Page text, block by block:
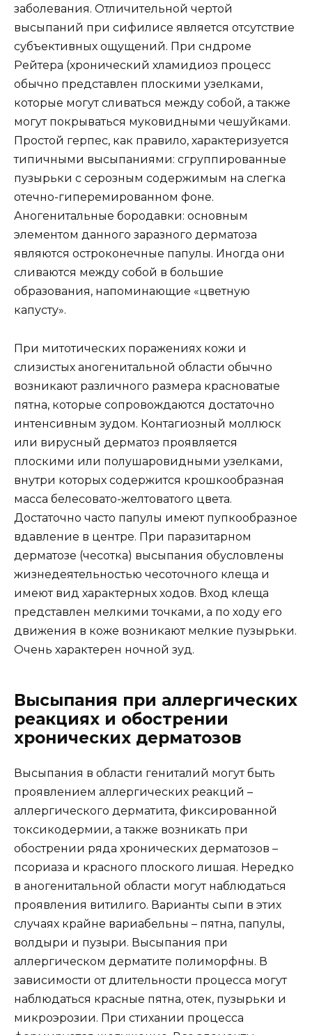
заболевания. Отличительной чертой
высыпаний при сифилисе является отсутствие
субъективных ощущений. При сндроме
Рейтера (хронический хламидиоз процесс
обычно представлен плоскими узелками,
которые могут сливаться между собой, а также
могут покрываться муковидными чешуйками.
Простой герпес, как правило, характеризуется
типичными высыпаниями: сгруппированные
пузырьки с серозным содержимым на слегка
отечно-гиперемированном фоне.
Аногенитальные бородавки: основным
элементом данного заразного дерматоза
являются остроконечные папулы. Иногда они
сливаются между собой в большие
образования, напоминающие «цветную
капусту».
При митотических поражениях кожи и
слизистых аногенитальной области обычно
возникают различного размера красноватые
пятна, которые сопровождаются достаточно
интенсивным зудом. Контагиозный моллюск
или вирусный дерматоз проявляется
плоскими или полушаровидными узелками,
внутри которых содержится крошкообразная
масса белесовато-желтоватого цвета.
Достаточно часто папулы имеют пупкообразное
вдавление в центре. При паразитарном
дерматозе (чесотка) высыпания обусловлены
жизнедеятельностью чесоточного клеща и
имеют вид характерных ходов. Вход клеща
представлен мелкими точками, а по ходу его
движения в коже возникают мелкие пузырьки.
Очень характерен ночной зуд.
Высыпания при аллергических
реакциях и обострении
хронических дерматозов
Высыпания в области гениталий могут быть
проявлением аллергических реакций –
аллергического дерматита, фиксированной
токсикодермии, а также возникать при
обострении ряда хронических дерматозов –
псориаза и красного плоского лишая. Нередко
в аногенитальной области могут наблюдаться
проявления витилиго. Варианты сыпи в этих
случаях крайне вариабельны – пятна, папулы,
волдыри и пузыри. Высыпания при
аллергическом дерматите полиморфны. В
зависимости от длительности процесса могут
наблюдаться красные пятна, отек, пузырьки и
микроэрозии. При стихании процесса